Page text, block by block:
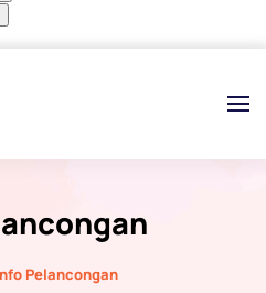
Pelancongan